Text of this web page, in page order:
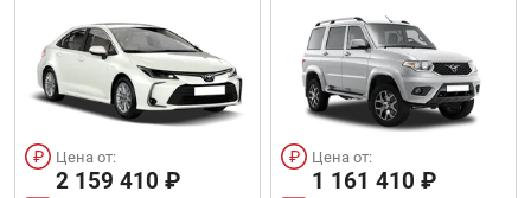
Цена от:
2 159 410 ₽
Цена от:
1 161 410 ₽